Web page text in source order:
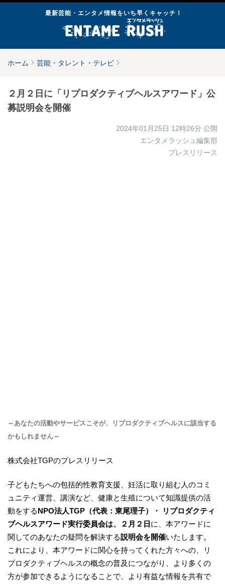
最新芸能・エンタメ情報をいち早くキャッチ！
ホーム 芸能・タレント・テレビ
２月２日に「リプロダクティブヘルスアワード」公
募説明会を開催
2024年01月25日 12時26分 公開
エンタメラッシュ編集部
プレスリリース
～あなたの活動やサービスこそが、リプロダクティブヘルスに該当する
かもしれません～
株式会社TGPのプレスリリース
子どもたちへの包括的性教育支援、妊活に取り組む人のコミ
ュニティ運営、講演など、健康と生殖について知識提供の活
動をするNPO法人TGP（代表：東尾理子）・ リプロダクティ
ブヘルスアワード実行委員会は、２月２日 に、本アワードに
関してのあなたの疑問を解決する説明会を開催いたします。
これにより、本アワードに関心を持ってくれた方々への、リ
プロダクティブヘルスの概念の普及につながり、より多くの
方が参加できるようになることで、より有益な情報を共有で